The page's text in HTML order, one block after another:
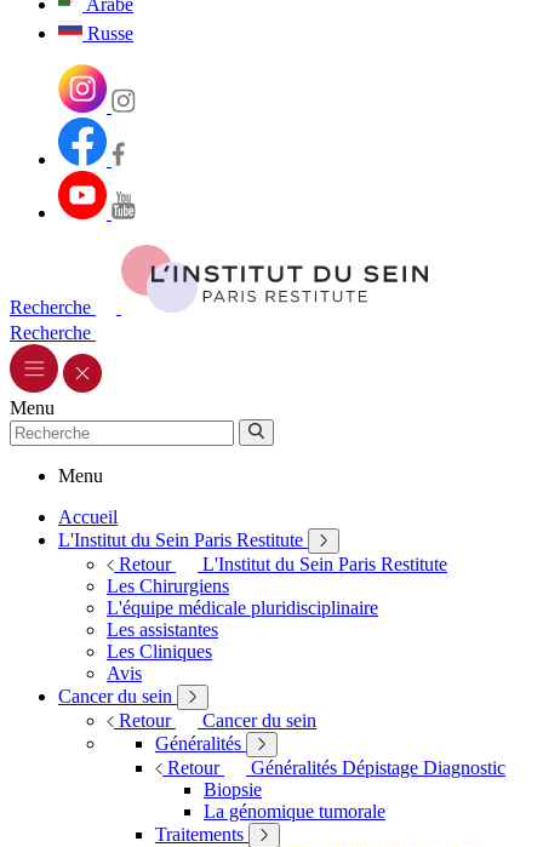
Arabe
Russe
Recherche
Recherche
Menu
Menu
Accueil
L'Institut du Sein Paris Restitute
Retour
L'Institut du Sein Paris Restitute
Les Chirurgiens
L'équipe médicale pluridisciplinaire
Les assistantes
Les Cliniques
Avis
Cancer du sein
Retour
Cancer du sein
Généralités
Retour
Généralités Dépistage Diagnostic
Biopsie
La génomique tumorale
Traitements